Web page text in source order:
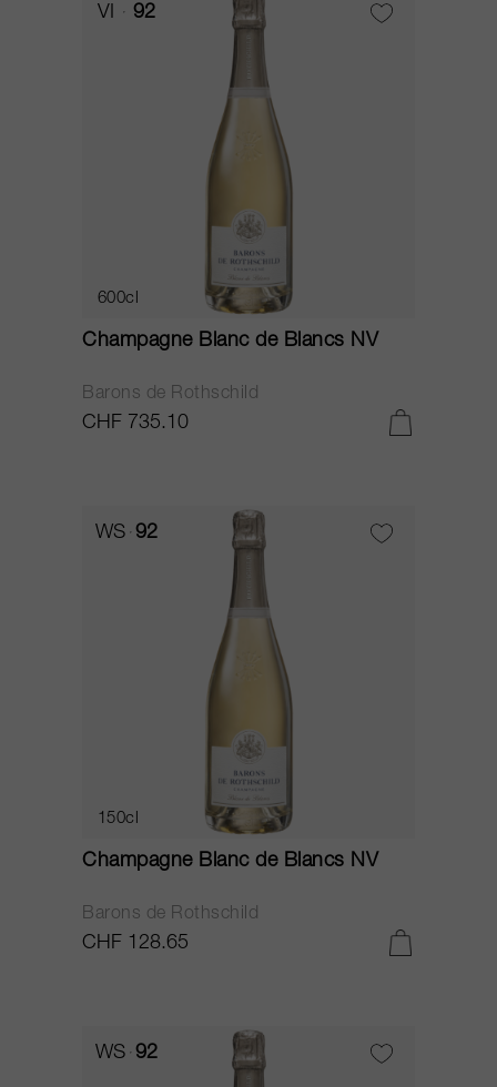
VI 92
600cl
Champagne Blanc de Blancs NV
Barons de Rothschild
CHF 735.10
WS 92
150cl
Champagne Blanc de Blancs NV
Barons de Rothschild
CHF 128.65
WS 92